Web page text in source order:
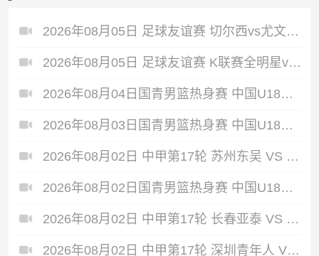
2026年08月05日 足球友谊赛 切尔西vs尤文图斯 全场录像
2026年08月05日 足球友谊赛 K联赛全明星vs曼城 全场录像
2026年08月04日国青男篮热身赛 中国U18男篮 - 加拿大大卫·安篮球学院 全场录像
2026年08月03日国青男篮热身赛 中国U18男篮 - 韩国东国大学 全场录像
2026年08月02日 中甲第17轮 苏州东吴 VS 梅州客家 全场录像
2026年08月02日国青男篮热身赛 中国U18男篮 - 纽纳华丁闪电队 全场录像
2026年08月02日 中甲第17轮 长春亚泰 VS 石家庄功夫 全场录像
2026年08月02日 中甲第17轮 深圳青年人 VS 无锡吴钩 全场录像